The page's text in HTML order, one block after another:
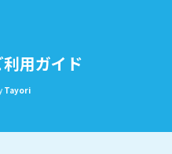
用ガイド
Tayori